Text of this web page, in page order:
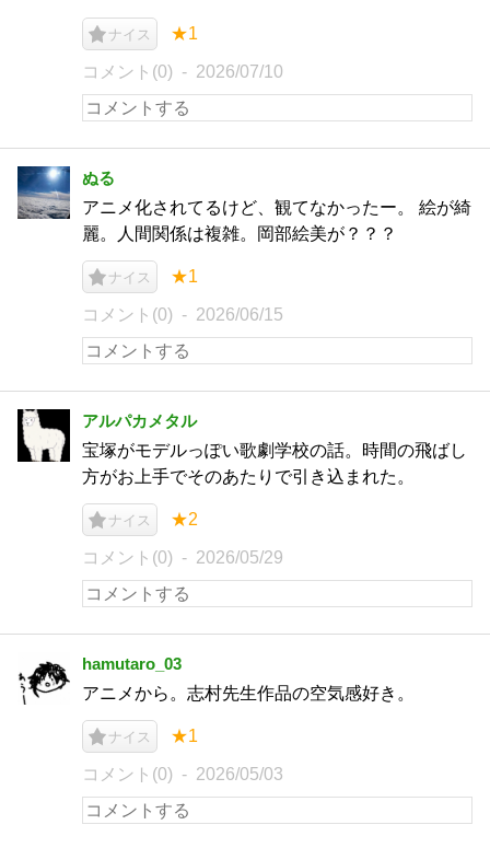
ナイス ★1
コメント(0) 2026/07/10
ぬる
アニメ化されてるけど、観てなかったー。 絵が綺
麗。人間関係は複雑。岡部絵美が？？？
ナイス ★1
コメント(0) 2026/06/15
アルパカメタル
宝塚がモデルっぽい歌劇学校の話。時間の飛ばし
方がお上手でそのあたりで引き込まれた。
ナイス ★2
コメント(0) 2026/05/29
hamutaro_03
アニメから。志村先生作品の空気感好き。
ナイス ★1
コメント(0) 2026/05/03